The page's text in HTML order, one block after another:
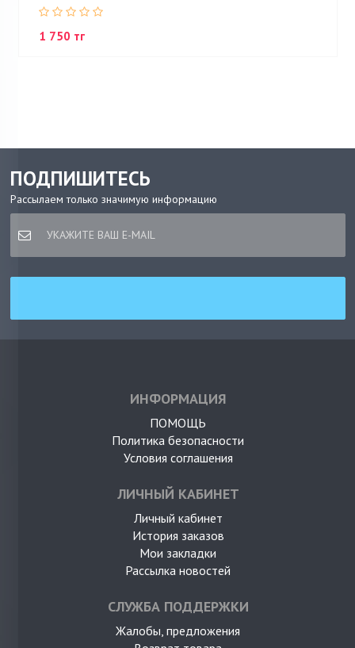
1 750 тг
ПОДПИШИТЕСЬ
Рассылаем только значимую информацию
ИНФОРМАЦИЯ
ПОМОЩЬ
Политика безопасности
Условия соглашения
ЛИЧНЫЙ КАБИНЕТ
Личный кабинет
История заказов
Мои закладки
Рассылка новостей
СЛУЖБА ПОДДЕРЖКИ
Жалобы, предложения